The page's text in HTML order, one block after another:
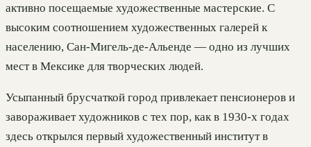
активно посещаемые художественные мастерские. С
высоким соотношением художественных галерей к
населению, Сан-Мигель-де-Альенде — одно из лучших
мест в Мексике для творческих людей.
Усыпанный брусчаткой город привлекает пенсионеров и
завораживает художников с тех пор, как в 1930-х годах
здесь открылся первый художественный институт в